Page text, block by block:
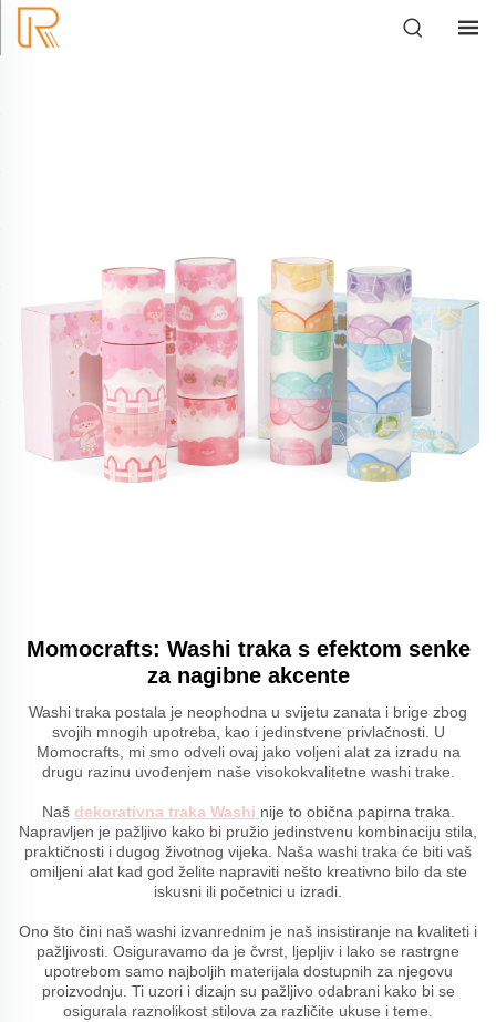
Momocrafts: Washi traka s efektom senke
za nagibne akcente
Washi traka postala je neophodna u svijetu zanata i brige zbog
svojih mnogih upotreba, kao i jedinstvene privlačnosti. U
Momocrafts, mi smo odveli ovaj jako voljeni alat za izradu na
drugu razinu uvođenjem naše visokokvalitetne washi trake.
Naš dekorativna traka Washi nije to obična papirna traka.
Napravljen je pažljivo kako bi pružio jedinstvenu kombinaciju stila,
praktičnosti i dugog životnog vijeka. Naša washi traka će biti vaš
omiljeni alat kad god želite napraviti nešto kreativno bilo da ste
iskusni ili početnici u izradi.
Ono što čini naš washi izvanrednim je naš insistiranje na kvaliteti i
pažljivosti. Osiguravamo da je čvrst, ljepljiv i lako se rastrgne
upotrebom samo najboljih materijala dostupnih za njegovu
proizvodnju. Ti uzori i dizajn su pažljivo odabrani kako bi se
osigurala raznolikost stilova za različite ukuse i teme.